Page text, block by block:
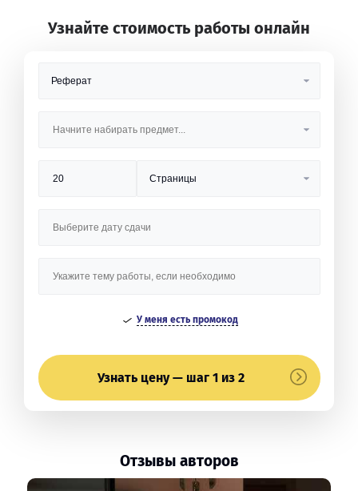
Узнайте стоимость работы онлайн
У меня есть промокод
Узнать цену — шаг 1 из 2
Отзывы авторов